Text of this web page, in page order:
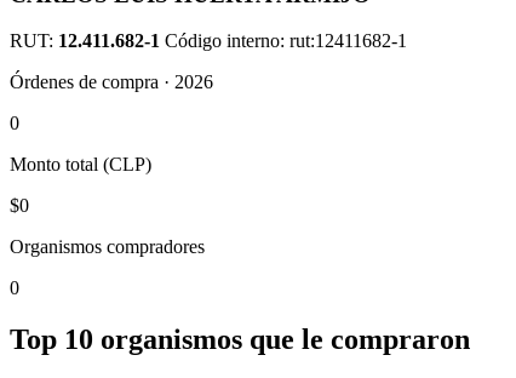
RUT: 12.411.682-1 Código interno: rut:12411682-1
Órdenes de compra · 2026
0
Monto total (CLP)
$0
Organismos compradores
0
Top 10 organismos que le compraron